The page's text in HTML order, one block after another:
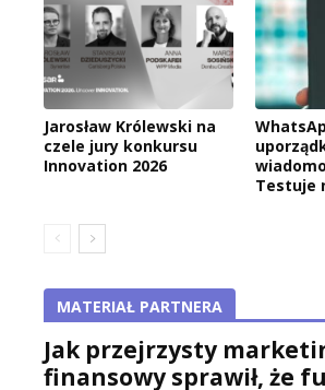
Jarosław Królewski na
czele jury konkursu
Innovation 2026
Testuje
MATERIAŁ PARTNERA
Jak przejrzysty
finansowy sprawił, że